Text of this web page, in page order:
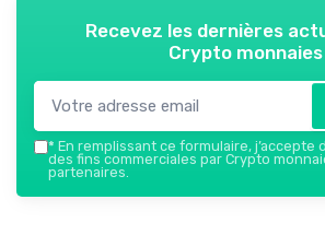
Recevez les dernières
Crypto monnaies
* En remplissant ce formulaire, j’accepte
des fins commerciales par Crypto
partenaires.